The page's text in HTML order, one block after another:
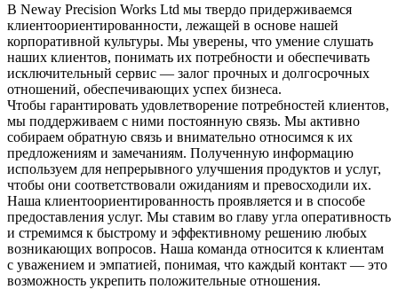
В Neway Precision Works Ltd мы твердо придерживаемся
клиентоориентированности, лежащей в основе нашей
корпоративной культуры. Мы уверены, что умение слушать
наших клиентов, понимать их потребности и обеспечивать
исключительный сервис — залог прочных и долгосрочных
отношений, обеспечивающих успех бизнеса.
Чтобы гарантировать удовлетворение потребностей клиентов,
мы поддерживаем с ними постоянную связь. Мы активно
собираем обратную связь и внимательно относимся к их
предложениям и замечаниям. Полученную информацию
используем для непрерывного улучшения продуктов и услуг,
чтобы они соответствовали ожиданиям и превосходили их.
Наша клиентоориентированность проявляется и в способе
предоставления услуг. Мы ставим во главу угла оперативность
и стремимся к быстрому и эффективному решению любых
возникающих вопросов. Наша команда относится к клиентам
с уважением и эмпатией, понимая, что каждый контакт — это
возможность укрепить положительные отношения.